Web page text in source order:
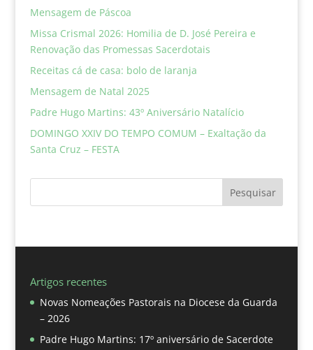
Mensagem de Páscoa
Missa Crismal 2026: Homilia de D. José Pereira e
Renovação das Promessas Sacerdotais
Receitas cá de casa: bolo de laranja
Mensagem de Natal 2025
Padre Hugo Martins: 43º Aniversário Natalício
DOMINGO XXIV DO TEMPO COMUM – Exaltação da
Santa Cruz – FESTA
Pesquisar
Artigos recentes
Novas Nomeações Pastorais na Diocese da Guarda
– 2026
Padre Hugo Martins: 17º aniversário de Sacerdote